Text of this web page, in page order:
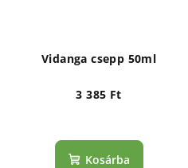
Vidanga csepp 50ml
3 385 Ft
Kosárba